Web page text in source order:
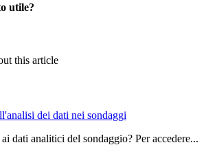
utile?
this article
dei dati nei sondaggi
dati analitici del sondaggio? Per accedere...